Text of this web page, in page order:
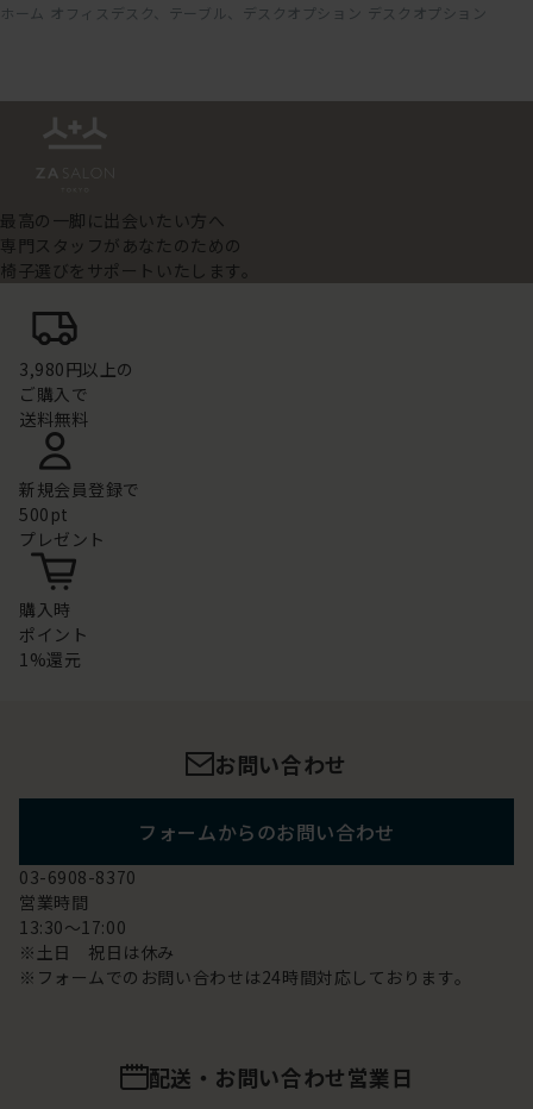
ホーム
オフィスデスク、テーブル、デスクオプション デスクオプション
最高の一脚に出会いたい方へ
専門スタッフがあなたのための
椅子選びをサポートいたします。
3,980円以上の
ご購入で
送料無料
新規会員登録で
500pt
プレゼント
購入時
ポイント
1%還元
お問い合わせ
フォームからのお問い合わせ
03-6908-8370
営業時間
13:30～17:00
※土日 祝日は休み
※フォームでのお問い合わせは24時間対応しております。
配送・お問い合わせ営業日